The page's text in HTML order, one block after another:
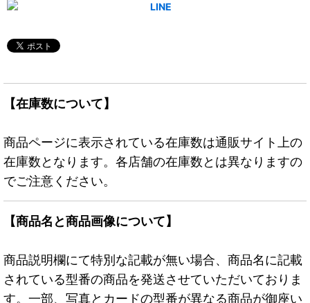
【在庫数について】
商品ページに表示されている在庫数は通販サイト上の
在庫数となります。各店舗の在庫数とは異なりますの
でご注意ください。
【商品名と商品画像について】
商品説明欄にて特別な記載が無い場合、商品名に記載
されている型番の商品を発送させていただいておりま
す。一部、写真とカードの型番が異なる商品が御座い